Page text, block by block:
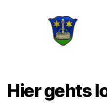
Hier gehts
o
n